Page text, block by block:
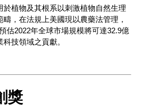
植物及其根系以刺激植物自然生理
，在法規上美國現以農藥法管理，
估2022年全球市場規模將可達32.9億
技領域之貢獻。
獎